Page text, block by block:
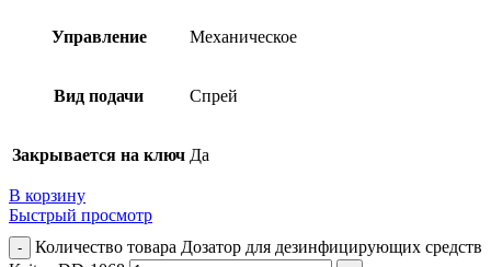
Управление Механическое
Вид подачи Спрей
Закрывается на ключ Да
В корзину
Быстрый просмотр
Количество товара Дозатор для дезинфицирующих средств